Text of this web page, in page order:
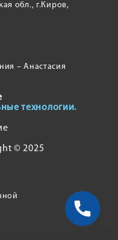
обл., г.Киров,
– Анастасия
технологии.
© 2025